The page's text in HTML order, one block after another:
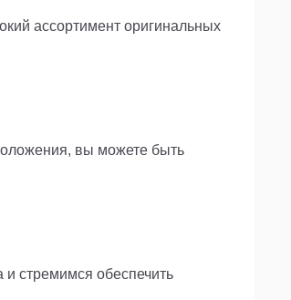
ассортимент оригинальных
вы можете быть
стремимся обеспечить